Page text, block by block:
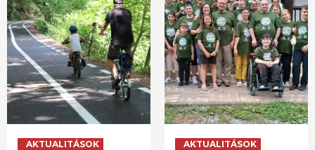
AKTUALITÁSOK
AKTUALITÁSOK